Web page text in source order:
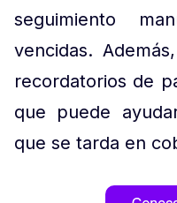
seguimiento
vencidas.
recordatorios de
que puede
que se tarda en